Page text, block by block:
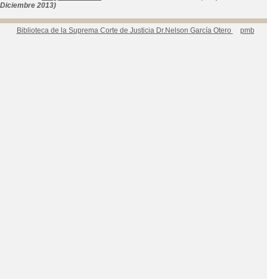
Diciembre 2013)
Biblioteca de la Suprema Corte de Justicia Dr.Nelson García Otero pmb